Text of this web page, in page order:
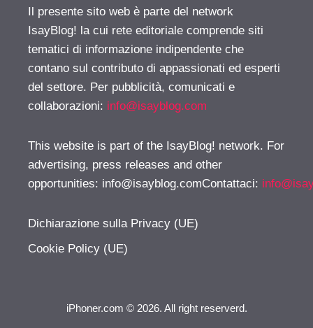
Il presente sito web è parte del network
IsayBlog! la cui rete editoriale comprende siti
tematici di informazione indipendente che
contano sul contributo di appassionati ed esperti
del settore. Per pubblicità, comunicati e
collaborazioni: info@isayblog.com
This website is part of the IsayBlog! network. For
advertising, press releases and other
opportunities: info@isayblog.comContattaci:
Dichiarazione sulla Privacy (UE)
Cookie Policy (UE)
iPhoner.com © 2026. All right reserverd.